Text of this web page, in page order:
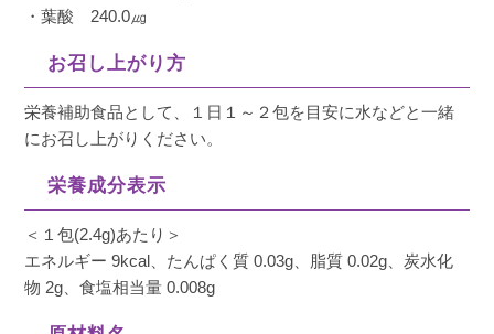
・葉酸 240.0㎍
お召し上がり方
栄養補助食品として、１日１～２包を目安に水などと一緒
にお召し上がりください。
栄養成分表示
＜１包(2.4g)あたり＞
エネルギー 9kcal、たんぱく質 0.03g、脂質 0.02g、炭水化
物 2g、食塩相当量 0.008g